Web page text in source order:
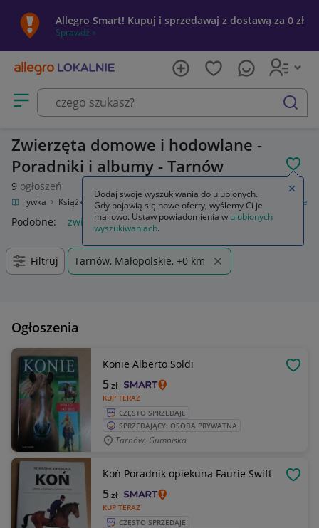
Allegro Smart! Kupuj i sprzedawaj z dostawą za 0 zł
Sprawdź »
Otwórz menu z kategoriami
szukaj
Zwierzęta domowe i hodowlane -
Poradniki i albumy - Tarnów
9 ogłoszeń
i rozrywka Książki Poradniki i albumy Zwierzęta domowe i hodowlane
Podobne: zwierzęta domowe i hodowlane
Filtruj Tarnów, Małopolskie, +0 km
Ogłoszenia
Konie Alberto Soldi
KUP TERAZ
5zł
CZĘSTO SPRZEDAJE
SPRZEDAJĄCY: OSOBA PRYWATNA
Tarnów, Gumniska
Koń Poradnik opiekuna Faurie Swift
KUP TERAZ
5zł
CZĘSTO SPRZEDAJE
Dodaj swoje wyszukiwania do ulubionych.
Gdy pojawią się nowe oferty, wyślemy Ci je
mailowo. Ustaw powiadomienia w ulubionych
wyszukiwaniach.